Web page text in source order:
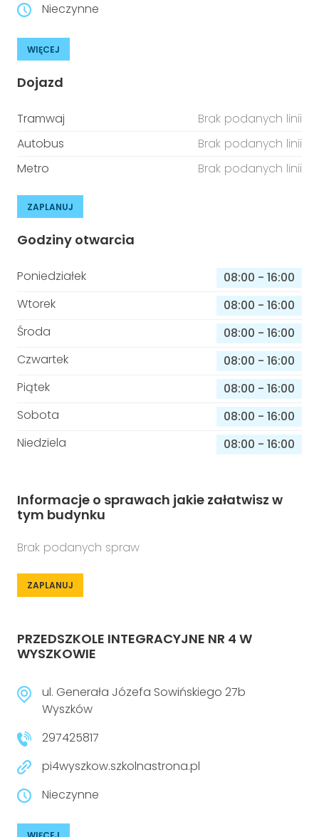
Nieczynne
WIĘCEJ
Dojazd
Tramwaj
Brak podanych linii
Autobus
Brak podanych linii
Metro
Brak podanych linii
ZAPLANUJ
Godziny otwarcia
Poniedziałek 08:00 - 16:00
Wtorek
08:00 - 16:00
Środa
08:00 - 16:00
Czwartek
08:00 - 16:00
Piątek
08:00 - 16:00
Sobota
08:00 - 16:00
Niedziela
08:00 - 16:00
Informacje o sprawach jakie załatwisz w
tym budynku
Brak podanych spraw
ZAPLANUJ
PRZEDSZKOLE INTEGRACYJNE NR 4 W
WYSZKOWIE
ul. Generała Józefa Sowińskiego 27b
Wyszków
297425817
pi4wyszkow.szkolnastrona.pl
Nieczynne